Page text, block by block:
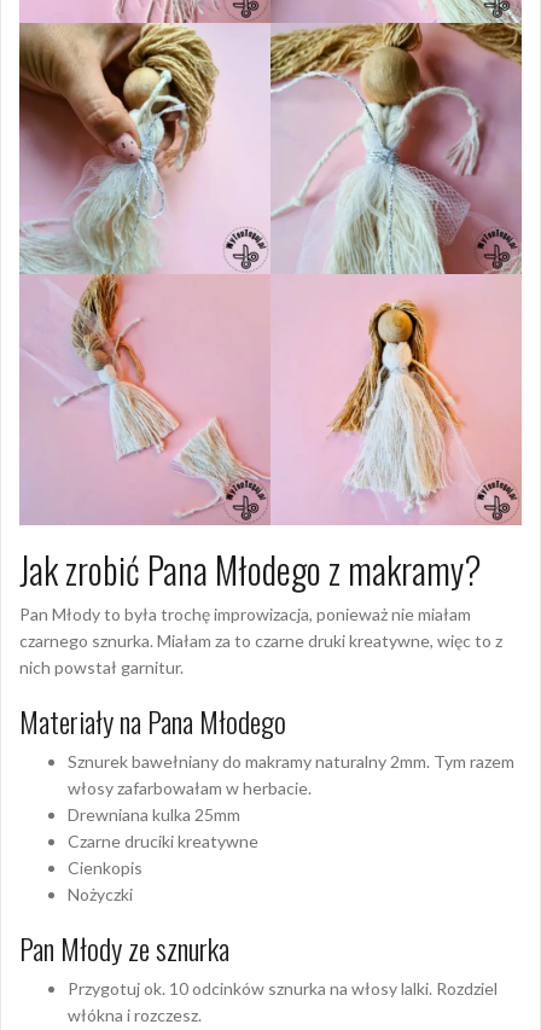
Jak zrobić Pana Młodego z makramy?
Pan Młody to była trochę improwizacja, ponieważ nie miałam
czarnego sznurka. Miałam za to czarne druki kreatywne, więc to z
nich powstał garnitur.
Materiały na Pana Młodego
Sznurek bawełniany do makramy naturalny 2mm. Tym razem
włosy zafarbowałam w herbacie.
Drewniana kulka 25mm
Czarne druciki kreatywne
Cienkopis
Nożyczki
Pan Młody ze sznurka
Przygotuj ok. 10 odcinków sznurka na włosy lalki. Rozdziel
włókna i rozczesz.